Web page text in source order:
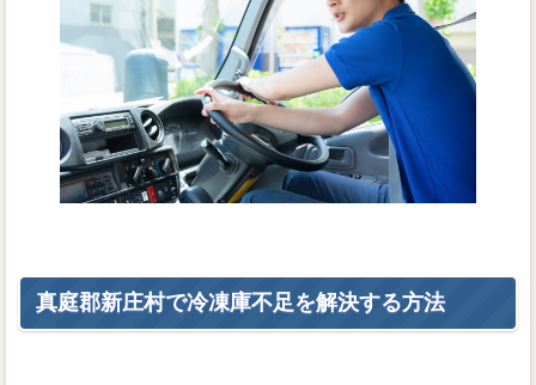
真庭郡新庄村で冷凍庫不足を解決する方法